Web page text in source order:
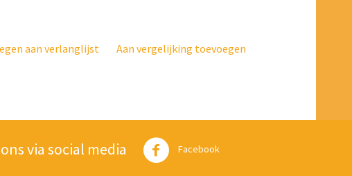
aan verlanglijst Aan vergelijking toevoegen
via social media Facebook